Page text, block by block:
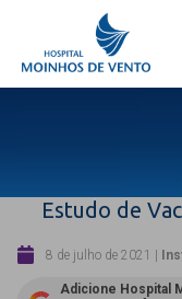
Estudo de
8 de julho de 2021 |
Adicione Hospital